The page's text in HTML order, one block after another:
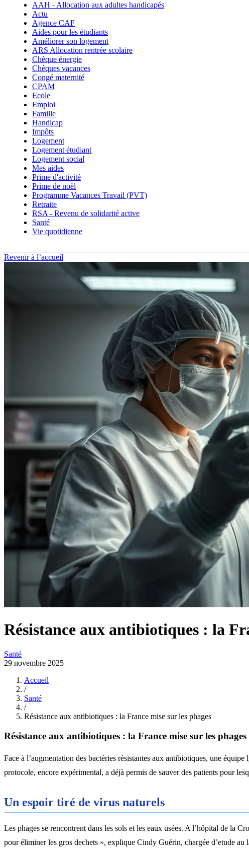
AAH - Allocation aux adultes handicapés
Actu
Agence CAF
Aides pour les étudiants
Améliorer son logement
ARS Allocation rentrée scolaire
Chèque énergie
Chèques vacances
Congé maternité
CPAM
Ecole
Emploi
Famille
Handicap
Impôts
Logement
Logement étudiant
Logement social
Mes aides
Prime d'activité
Prime de noël
Programme Vacances Travail (PVT)
Retraite
RSA - Revenu de solidarité active
Santé
Vie quotidienne
Revenir à l’accueil
Résistance aux antibiotiques : la
Santé
29 novembre 2025
Accueil
/
Santé
/
Résistance aux antibiotiques : la France mise sur les phages
Résistance aux antibiotiques : la France mise sur les phages
Face à l’augmentation des bactéries résistantes aux antibiotiques, une
protocole, encore expérimental, a déjà permis de sauver des patients pour
Un espoir tiré de virus naturels
Les phages se rencontrent dans les sols et les eaux usées. A l’hôpital de la
pour éliminer les gros dechets », explique Cindy Guérin, chargée d’etude